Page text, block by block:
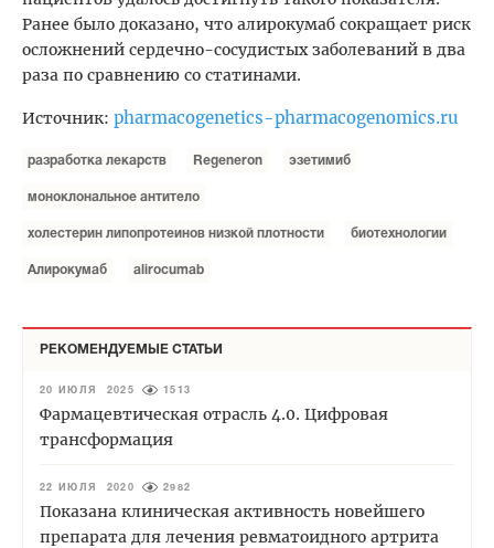
Ранее было доказано, что алирокумаб сокращает риск
осложнений сердечно-сосудистых заболеваний в два
раза по сравнению со статинами.
Источник: pharmacogenetics-pharmacogenomics.ru
разработка лекарств Regeneron эзетимиб
моноклональное антитело
холестерин липопротеинов низкой плотности биотехнологии
Алирокумаб alirocumab
РЕКОМЕНДУЕМЫЕ СТАТЬИ
20 ИЮЛЯ 2025 1513
Фармацевтическая отрасль 4.0. Цифровая
трансформация
22 ИЮЛЯ 2020 2982
Показана клиническая активность новейшего
препарата для лечения ревматоидного артрита